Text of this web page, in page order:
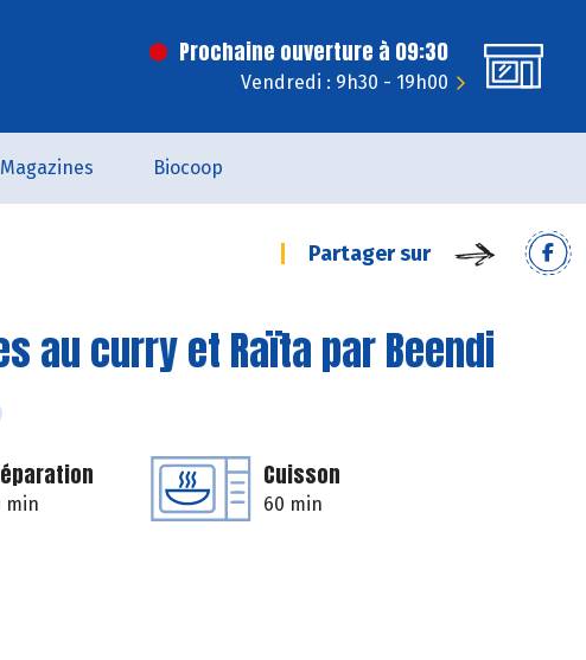
Prochaine ouverture à 09:30
Vendredi : 9h30 - 19h00
Magazines Biocoop
Partager sur
au curry et Raïta par Beendi
min
Cuisson
60 min